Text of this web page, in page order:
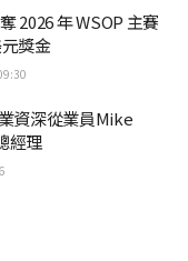
2026 年 WSOP 主賽
獎金
資深從業員Mike
經理